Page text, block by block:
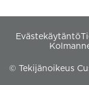
Evästekäytäntö
© Tekijänoikeus